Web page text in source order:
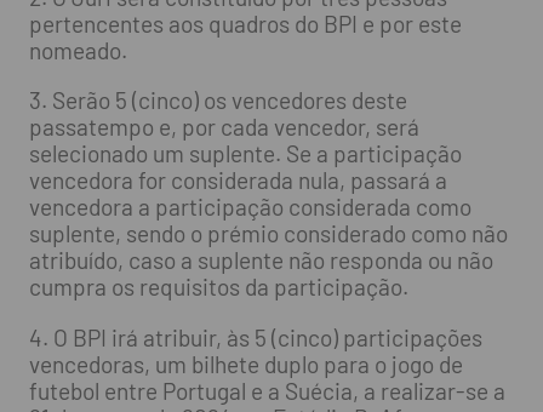
pertencentes aos quadros do BPI e por este
nomeado.
3. Serão 5 (cinco) os vencedores deste
passatempo e, por cada vencedor, será
selecionado um suplente. Se a participação
vencedora for considerada nula, passará a
vencedora a participação considerada como
suplente, sendo o prémio considerado como não
atribuído, caso a suplente não responda ou não
cumpra os requisitos da participação.
4. O BPI irá atribuir, às 5 (cinco) participações
vencedoras, um bilhete duplo para o jogo de
futebol entre Portugal e a Suécia, a realizar-se a